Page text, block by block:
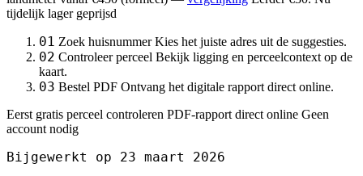
tijdelijk lager geprijsd
01 Zoek huisnummer Kies het juiste adres uit de suggesties.
02 Controleer perceel Bekijk ligging en perceelcontext op de
kaart.
03 Bestel PDF Ontvang het digitale rapport direct online.
Eerst gratis perceel controleren PDF-rapport direct online Geen
account nodig
Bijgewerkt op 23 maart 2026